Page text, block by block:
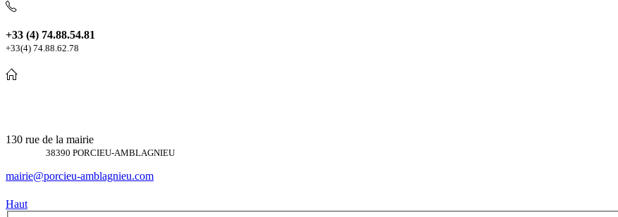
+33 (4) 74.88.54.81
+33(4) 74.88.62.78
130 rue de la mairie
38390 PORCIEU-AMBLAGNIEU
mairie@porcieu-amblagnieu.com
Haut